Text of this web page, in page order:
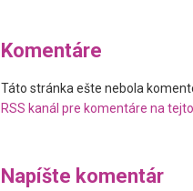
Komentáre
Táto stránka ešte nebola
RSS kanál pre komentáre na
Napíšte komentár